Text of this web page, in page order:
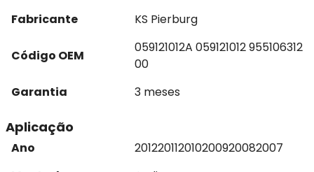
Fabricante KS Pierburg
Código OEM
059121012A 059121012 955106312
00
Garantia
3 meses
Aplicação
Ano 201220112010200920082007